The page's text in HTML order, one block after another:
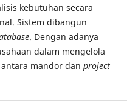
kebutuhan secara
Sistem dibangun
. Dengan adanya
dalam mengelola
mandor dan project